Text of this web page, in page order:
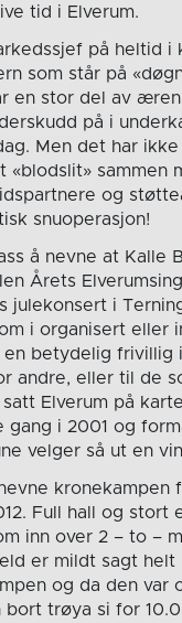
tid i Elverum.
på heltid i
som står på
en stor del av
på i
Men det har
«blodslit» sammen
og
snuoperasjon!
å nevne at Kalle
Årets
julekonsert i
i organisert eller
betydelig frivillig
andre, eller til de
satt Elverum på
i 2001 og
velger så ut en
kronekampen
Full hall og stort
inn over 2 – to –
er mildt sagt helt
og da den var
bort trøya si for